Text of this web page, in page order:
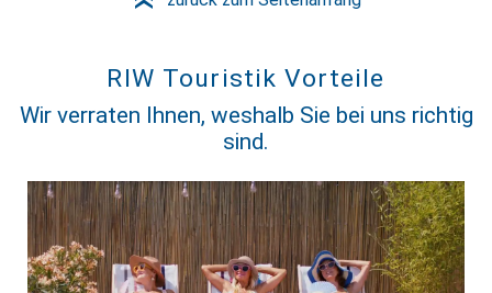
RIW Touristik Vorteile
Wir verraten Ihnen, weshalb Sie bei uns richtig
sind.